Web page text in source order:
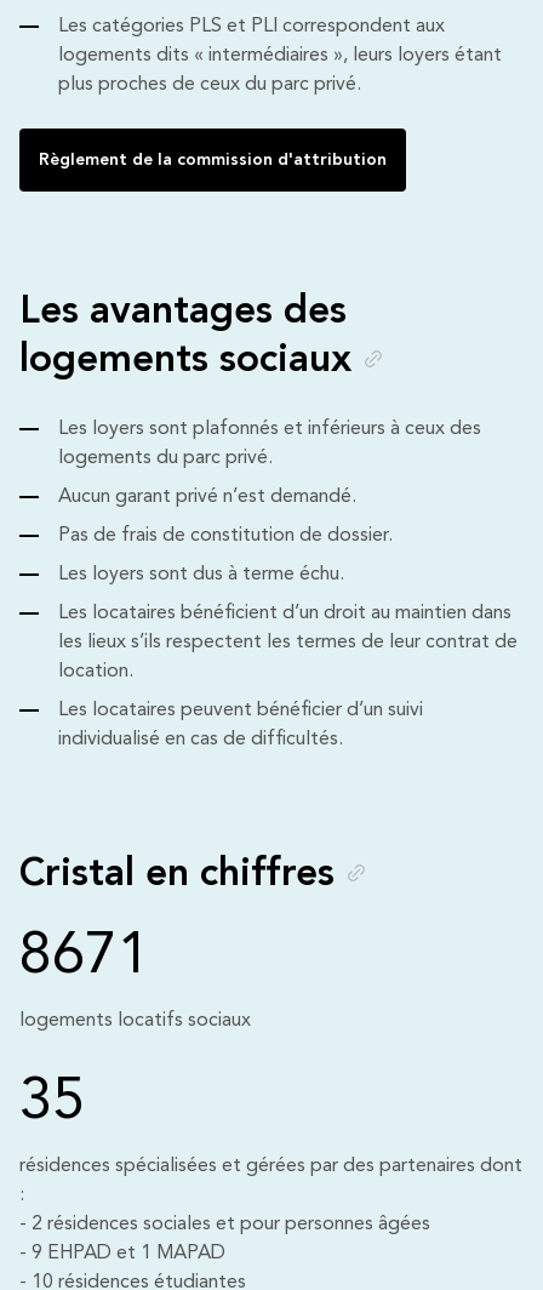
Les catégories PLS et PLI correspondent aux
logements dits « intermédiaires », leurs loyers étant
plus proches de ceux du parc privé.
Règlement de la commission d'attribution
Les avantages des
logements sociaux
Les loyers sont plafonnés et inférieurs à ceux des
logements du parc privé.
Aucun garant privé n’est demandé.
Pas de frais de constitution de dossier.
Les loyers sont dus à terme échu.
Les locataires bénéficient d’un droit au maintien dans
les lieux s’ils respectent les termes de leur contrat de
location.
Les locataires peuvent bénéficier d’un suivi
individualisé en cas de difficultés.
Cristal en chiffres
8671
logements locatifs sociaux
35
résidences spécialisées et gérées par des partenaires dont
:
- 2 résidences sociales et pour personnes âgées
- 9 EHPAD et 1 MAPAD
- 10 résidences étudiantes